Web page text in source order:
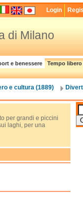
Login
di Milano
e benessere Tempo
e cultura (1889)
per grandi e piccini
laghi, per una